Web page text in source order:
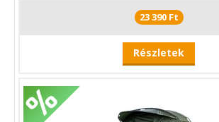
23 390 Ft
Részletek